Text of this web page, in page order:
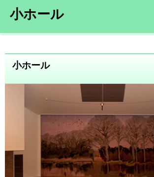
小ホール
小ホール